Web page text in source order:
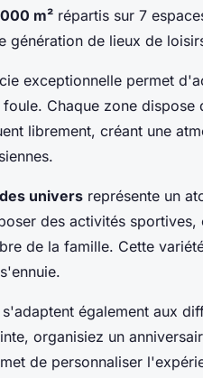
m² répartis sur 7
génération de lieux de
exceptionnelle permet
Chaque zone
librement, créant une
univers représente un
des activités
de la famille. Cette
s'adaptent également aux
organisiez un
de personnaliser